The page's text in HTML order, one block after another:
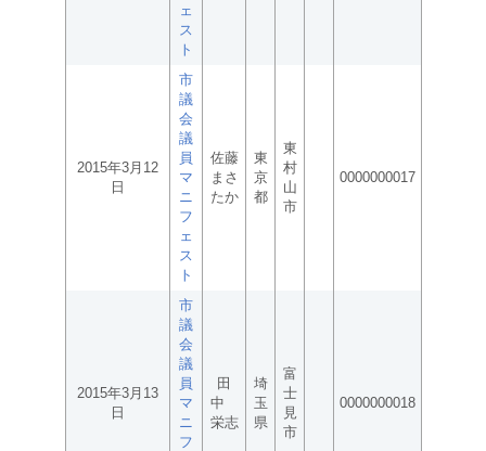
ェ
ス
ト
2015年3月12
日
市
議
会
議
員
マ
ニ
フ
ェ
ス
ト
佐藤
まさ
たか
東
京
都
東
村
山
市
0000000017
2015年3月13
日
市
議
会
議
員
マ
ニ
フ
田
中
栄志
埼
玉
県
富
士
見
市
0000000018